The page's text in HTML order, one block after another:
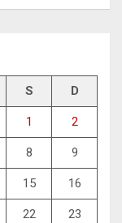
S D
1 2
8 9
15 16
22 23